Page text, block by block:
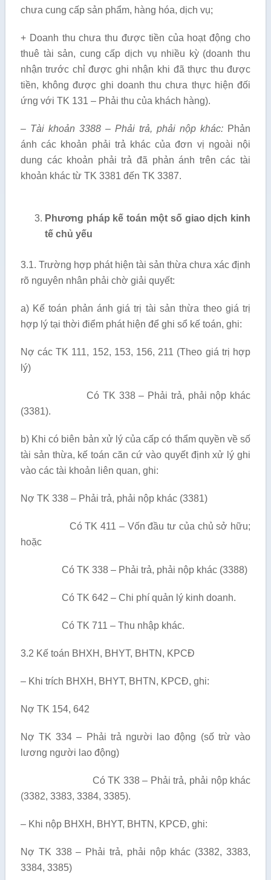
chưa cung cấp sản phẩm, hàng hóa, dịch vụ;
+ Doanh thu chưa thu được tiền của hoạt động cho
thuê tài sản, cung cấp dịch vụ nhiều kỳ (doanh thu
nhận trước chỉ được ghi nhận khi đã thực thu được
tiền, không được ghi doanh thu chưa thực hiện đối
ứng với TK 131 – Phải thu của khách hàng).
– Tài khoản 3388 – Phải trả, phải nộp khác: Phản
ánh các khoản phải trả khác của đơn vị ngoài nội
dung các khoản phải trả đã phản ánh trên các tài
khoản khác từ TK 3381 đến TK 3387.
Phương pháp kế toán một số giao dịch kinh
tế chủ yếu
3.1. Tr­ường hợp phát hiện tài sản thừa ch­ưa xác định
rõ nguyên nhân phải chờ giải quyết:
a) Kế toán phản ánh giá trị tài sản thừa theo giá trị
hợp lý tại thời điểm phát hiện để ghi sổ kế toán, ghi:
Nợ các TK 111, 152, 153, 156, 211 (Theo giá trị hợp
lý)
Có TK 338 – Phải trả, phải nộp khác
(3381).
b) Khi có biên bản xử lý của cấp có thẩm quyền về số
tài sản thừa, kế toán căn cứ vào quyết định xử lý ghi
vào các tài khoản liên quan, ghi:
Nợ TK 338 – Phải trả, phải nộp khác (3381)
Có TK 411 – Vốn đầu tư của chủ sở hữu;
hoặc
Có TK 338 – Phải trả, phải nộp khác (3388)
Có TK 642 – Chi phí quản lý kinh doanh.
Có TK 711 – Thu nhập khác.
3.2 Kế toán BHXH, BHYT, BHTN, KPCĐ
– Khi trích BHXH, BHYT, BHTN, KPCĐ, ghi:
Nợ TK 154, 642
Nợ TK 334 – Phải trả người lao động (số trừ vào
lương người lao động)
Có TK 338 – Phải trả, phải nộp khác
(3382, 3383, 3384, 3385).
– Khi nộp BHXH, BHYT, BHTN, KPCĐ, ghi:
Nợ TK 338 – Phải trả, phải nộp khác (3382, 3383,
3384, 3385)